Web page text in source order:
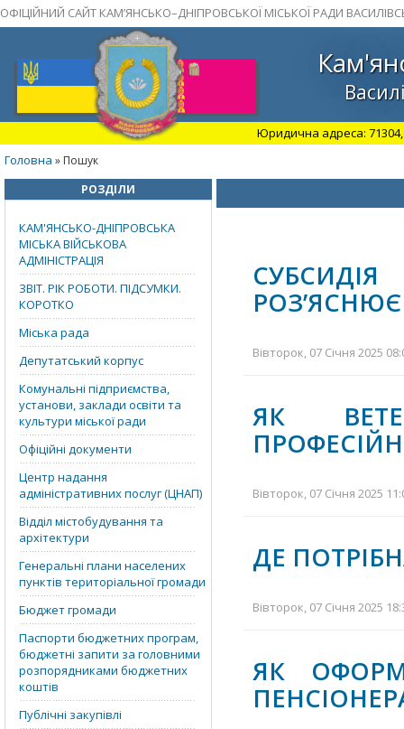
ОФІЦІЙНИЙ САЙТ КАМ’ЯНСЬКО–ДНІПРОВСЬКОЇ МІСЬКОЇ РАДИ
Юридична адреса: 71304,
Головна » Пошук
РОЗДІЛИ
КАМ'ЯНСЬКО-ДНІПРОВСЬКА
МІСЬКА ВІЙСЬКОВА
АДМІНІСТРАЦІЯ
ЗВІТ. РІК РОБОТИ. ПІДСУМКИ.
КОРОТКО
Міська рада
Депутатський корпус
Комунальні підприємства,
установи, заклади освіти та
культури міської ради
Офіційні документи
Центр надання
адміністративних послуг (ЦНАП)
Відділ містобудування та
архітектури
Генеральні плани населених
пунктів територіальної громади
Бюджет громади
Паспорти бюджетних програм,
бюджетні запити за головними
розпорядниками бюджетних
коштів
Публічні закупівлі
Вівторок, 07 Січня 2025
ЯК
Вівторок, 07 Січня 2025
ДЕ
Вівторок, 07 Січня 2025
ЯК